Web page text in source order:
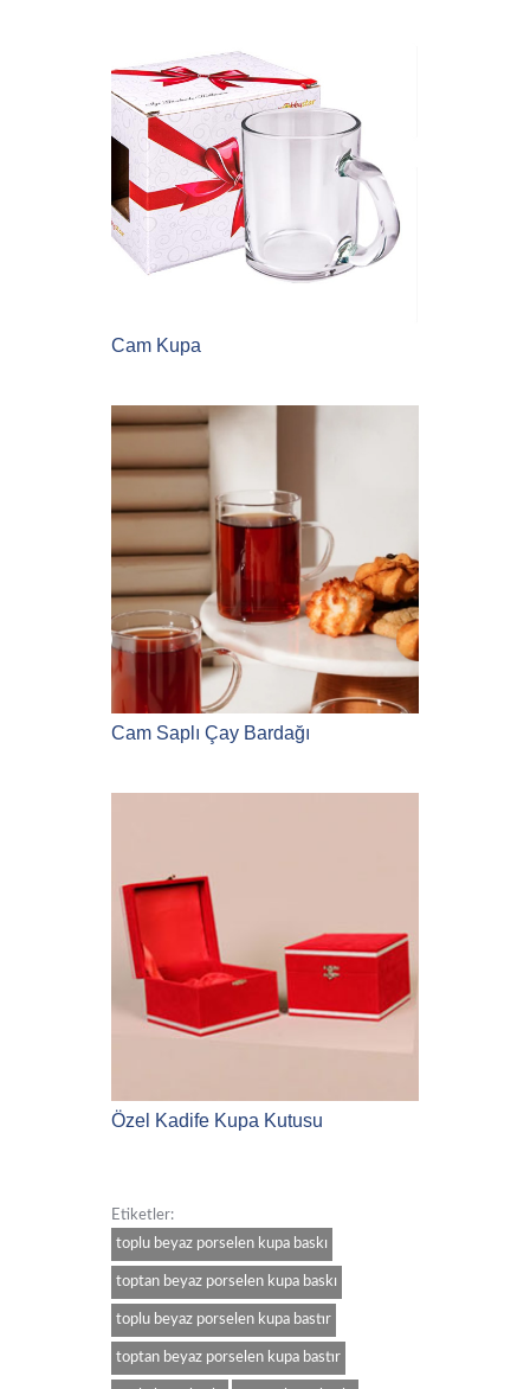
Cam Kupa
Cam Saplı Çay Bardağı
Özel Kadife Kupa Kutusu
Etiketler:
toplu beyaz porselen kupa baskı
toptan beyaz porselen kupa baskı
toplu beyaz porselen kupa bastır
toptan beyaz porselen kupa bastır